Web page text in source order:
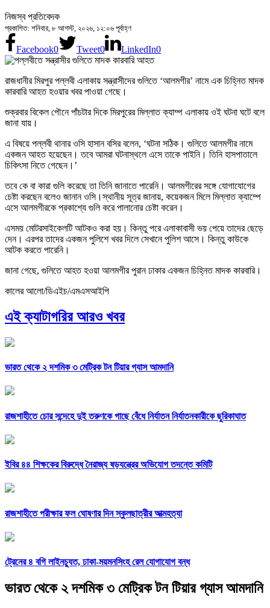
নিজস্ব প্রতিবেদক
প্রকাশিত: শনিবার, ৮ আগস্ট, ২০২৬, ১২:০৬ পূর্বাহ্ণ
Facebook0 Tweet0 LinkedIn0
রাজধানীর মিরপুর পল্লবী এলাকায় সন্ত্রাসীদের গুলিতে ‘আলমগীর’ নামে এক চিহ্নিত মাদক
কারবারি আহত হওয়ার খবর পাওয়া গেছে।
শুক্রবার বিকেল পৌনে পাঁচটার দিকে মিরপুরের মিল্লাত ক্যাম্প এলাকায় ওই ঘটনা ঘটে বলে
জানা যায়।
এ বিষয়ে পল্লবী থানার ওসি হাসান বসির বলেন, ‘ঘটনা সঠিক। গুলিতে আলমগীর নামে
একজন আহত হয়েছেন। তবে আমরা ঘটনাস্থলে এসে তাকে পাইনি। তিনি হাসপাতালে
চিকিৎসা নিতে গেছেন।’
তবে কে বা কারা গুলি করেছে তা তিনি জানাতে পারেনি। আলমগীরের সঙ্গে যোগাযোগের
চেষ্টা করছেন বলেও জানান ওসি।স্থানীয় সূত্র জানায়, কয়েকজন মিলে মিল্লাত ক্যাম্পে
এসে আলমগীরকে প্রকাশ্যে গুলি করে পালানোর চেষ্টা করেন।
এসময় মোটরসাইকেলটি আটকও করা হয়। কিন্তু পরে এলাকাবাসী ভয় পেয়ে তাদের ছেড়ে
দেন। এরপর তাদের একজন পুলিশে খবর দিলে সেখানে ‍পুলিশ আসে। কিন্তু কাউকে
আটক করতে পারেনি।
জানা গেছে, গুলিতে আহত হওয়া আলমগীর ‍পুরান ঢাকার একজন চিহ্নিত মাদক কারবারি।
কালের আলো/ডিএইচ/এমএসআইপি
এই ক্যাটাগরির আরও খবর
ভারত থেকে ২ দশমিক ৩ মেট্রিক টন টিয়ার গ্যাস আমদানি
রাজশাহীতে চোর সন্দেহে দুই তরুণকে গাছে বেঁধে নির্যাতন নির্যাতনকারীকে ছুরিকাঘাত
ইবির ৪৪ শিক্ষকের বিরুদ্ধে নৈরাজ্য ষড়যন্ত্রের অভিযোগ তদন্তে কমিটি
রাজশাহীতে পরীক্ষার ফল ঘোষণার দিন স্কুলছাত্রীর আত্মহত্যা
ট্রেনের ৪ বগি লাইনচ্যুত, ঢাকা-ময়মনসিংহ রেল যোগাযোগ বন্ধ
ভারত থেকে ২ দশমিক ৩ মেট্রিক টন টিয়ার গ্যাস আমদানি